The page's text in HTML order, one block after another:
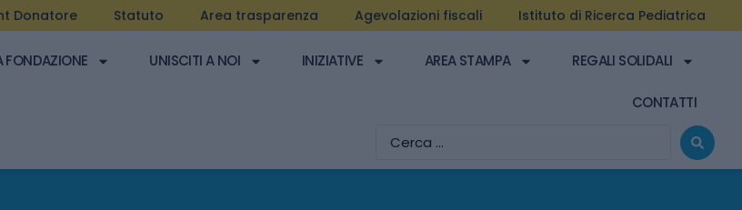
Donatore Statuto Area trasparenza Agevolazioni fiscali Istituto di Ricerca Pediatrica
FONDAZIONE UNISCITI A NOI INIZIATIVE AREA STAMPA REGALI SOLIDALI
CONTATTI